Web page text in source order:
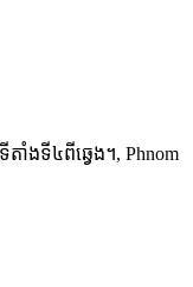
តាំងទី៤ពីឆ្វេង។, Phnom